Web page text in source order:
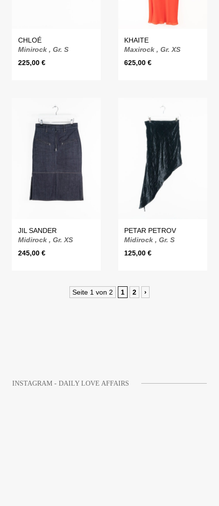
CHLOÉ
Minirock , Gr. S
225,00 €
KHAITE
Maxirock , Gr. XS
625,00€
JIL SANDER
Midirock , Gr. XS
245,00 €
PETAR PETROV
Midirock , Gr. S
125,00€
Seite 1 von 2 1 2 ›
INSTAGRAM - DAILY LOVE AFFAIRS